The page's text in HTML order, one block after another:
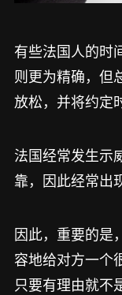
有些法国人的时
则更为精确，但
放松，并将约定
法国经常发生示
靠，因此经常出
因此，重要的是
容地给对方一个
只要有理由就不